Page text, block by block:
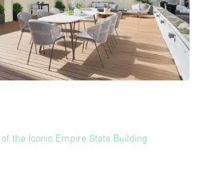
the Iconic Empire State Building